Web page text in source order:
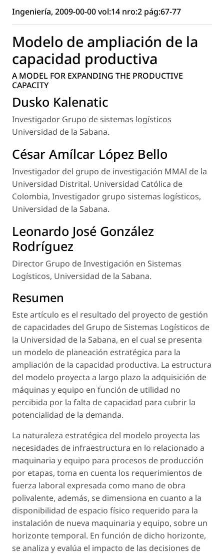
Ingeniería, 2009-00-00 vol:14 nro:2 pág:67-77
Modelo de ampliación de la
capacidad productiva
A MODEL FOR EXPANDING THE PRODUCTIVE
CAPACITY
Dusko Kalenatic
Investigador Grupo de sistemas logísticos
Universidad de la Sabana.
César Amílcar López Bello
Investigador del grupo de investigación MMAI de la
Universidad Distrital. Universidad Católica de
Colombia, Investigador grupo sistemas logísticos,
Universidad de la Sabana.
Leonardo José González
Rodríguez
Director Grupo de Investigación en Sistemas
Logísticos, Universidad de la Sabana.
Resumen
Este artículo es el resultado del proyecto de gestión
de capacidades del Grupo de Sistemas Logísticos de
la Universidad de la Sabana, en el cual se presenta
un modelo de planeación estratégica para la
ampliación de la capacidad productiva. La estructura
del modelo proyecta a largo plazo la adquisición de
máquinas y equipo en función de utilidad no
percibida por la falta de capacidad para cubrir la
potencialidad de la demanda.
La naturaleza estratégica del modelo proyecta las
necesidades de infraestructura en lo relacionado a
maquinaria y equipo para procesos de producción
por etapas, toma en cuenta los requerimientos de
fuerza laboral expresada como mano de obra
polivalente, además, se dimensiona en cuanto a la
disponibilidad de espacio físico requerido para la
instalación de nueva maquinaria y equipo, sobre un
horizonte temporal. En función de dicho horizonte,
se analiza y evalúa el impacto de las decisiones de